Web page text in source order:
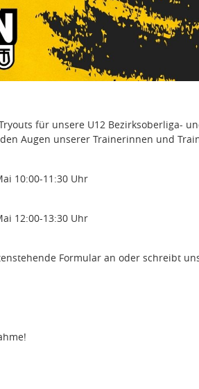
für unsere U12 Bezirksoberliga-
Augen unserer Trainerinnen und
10:00-11:30 Uhr
12:00-13:30 Uhr
Formular an oder schreibt